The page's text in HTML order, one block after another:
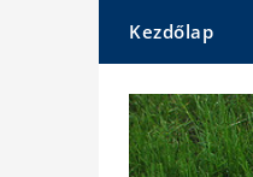
Kezdőlap